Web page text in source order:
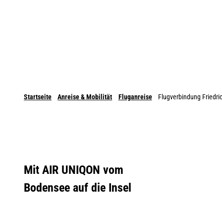
Startseite Anreise & Mobilität Fluganreise Flugverbindung
Mit AIR UNIQON vom
Bodensee auf die Insel